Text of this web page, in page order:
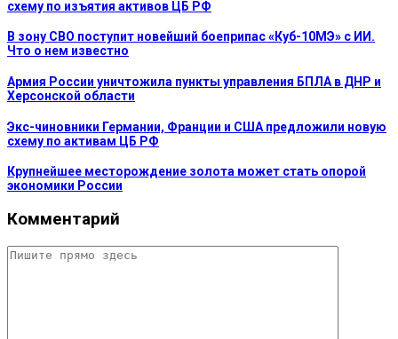
схему по изъятия активов ЦБ РФ
В зону СВО поступит новейший боеприпас «Куб-10МЭ» с ИИ.
Что о нем известно
Армия России уничтожила пункты управления БПЛА в ДНР и
Херсонской области
Экс-чиновники Германии, Франции и США предложили новую
схему по активам ЦБ РФ
Крупнейшее месторождение золота может стать опорой
экономики России
Комментарий